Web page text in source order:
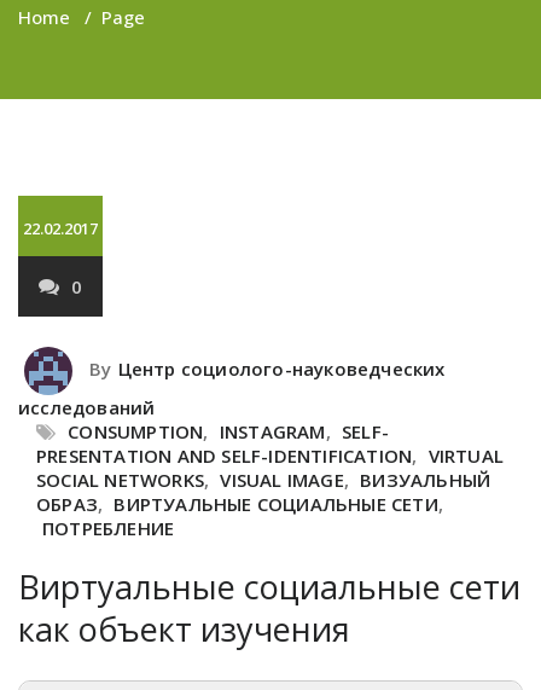
Home / Page
22.02.2017
0
By Центр социолого-науковедческих
исследований
CONSUMPTION, INSTAGRAM, SELF-
PRESENTATION AND SELF-IDENTIFICATION, VIRTUAL
SOCIAL NETWORKS, VISUAL IMAGE, ВИЗУАЛЬНЫЙ
ОБРАЗ, ВИРТУАЛЬНЫЕ СОЦИАЛЬНЫЕ СЕТИ,
ПОТРЕБЛЕНИЕ
Виртуальные социальные сети
как объект изучения